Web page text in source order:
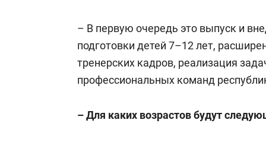
– В первую очередь это выпуск и
подготовки детей 7–12 лет,
тренерских кадров, реализация
профессиональных команд
– Для каких возрастов будут